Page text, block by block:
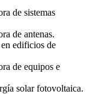
de sistemas
de antenas.
edificios de
de equipos e
solar fotovoltaica.